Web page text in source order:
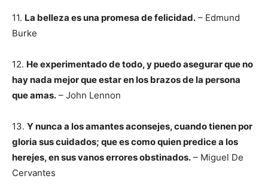
11. La belleza es una promesa de felicidad. – Edmund
Burke
12. He experimentado de todo, y puedo asegurar que no
hay nada mejor que estar en los brazos de la persona
que amas. – John Lennon
13. Y nunca a los amantes aconsejes, cuando tienen por
gloria sus cuidados; que es como quien predice a los
herejes, en sus vanos errores obstinados. – Miguel De
Cervantes